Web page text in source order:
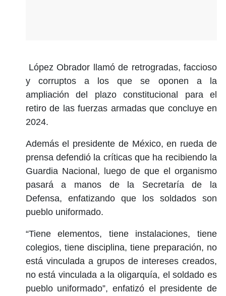
López Obrador llamó de retrogradas, faccioso
y corruptos a los que se oponen a la
ampliación del plazo constitucional para el
retiro de las fuerzas armadas que concluye en
2024.
Además el presidente de México, en rueda de
prensa defendió la críticas que ha recibiendo la
Guardia Nacional, luego de que el organismo
pasará a manos de la Secretaría de la
Defensa, enfatizando que los soldados son
pueblo uniformado.
“Tiene elementos, tiene instalaciones, tiene
colegios, tiene disciplina, tiene preparación, no
está vinculada a grupos de intereses creados,
no está vinculada a la oligarquía, el soldado es
pueblo uniformado”, enfatizó el presidente de